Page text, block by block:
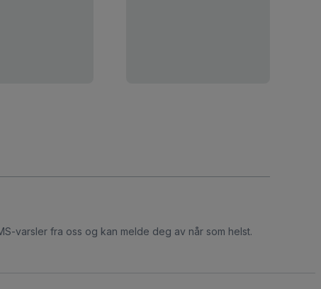
varsler fra oss og kan melde deg av når som helst.